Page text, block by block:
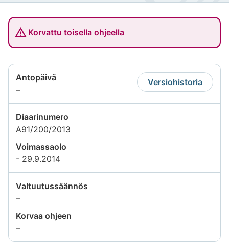
Korvattu toisella ohjeella
Antopäivä
–Tietoa
ei
saatavilla
Versiohistoria
Diaarinumero
A91/200/2013
Voimassaolo
- 29.9.2014
Valtuutussäännös
–Tietoa
saatavilla
Korvaa ohjeen
–Tietoa
ei